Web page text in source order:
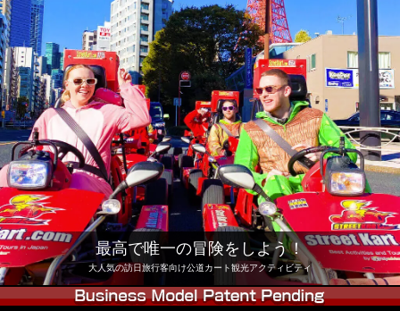
予約
他店舗
東京 品川 東京 秋葉原 #1
東京 秋葉原 #2 東京 渋谷
東京 渋谷アネックス 東京ベイ
東京 浅草 大阪
沖縄
最高で唯一の冒険をしよう！
大人気の訪日旅行客向け公道カート観光アクティビティ